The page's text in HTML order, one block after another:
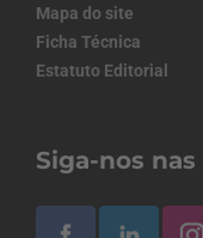
Mapa do site
Ficha Técnica
Estatuto Editorial
Siga-nos